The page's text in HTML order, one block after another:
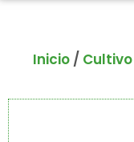
Inicio / Cultivo